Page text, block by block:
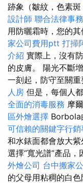
跡象（皺紋，色素斑
設計師 聯合法律事
用防曬霜時，您的
家公司費用ptt 打掃
介紹 實際上，沒有
的皮膚。 陽光不斷
一刻起，防守至關重
人房 但是，每個人
全面的消毒服務 摩
區外燴選擇 Borbola
可信賴的關鍵字行銷
和水錶面都會放大紫
選擇“寬光譜”產品，
外燴公司 台中搬家
的父母用粘稠的白